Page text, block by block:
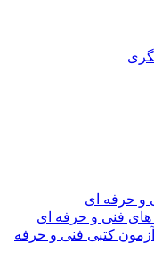
و حرفه ای
فنی و حرفه ای
کتبی فنی و حرفه